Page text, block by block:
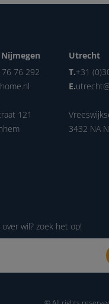
76 292
121
Utrecht
T.+31
E.
3432 NA
wil? zoek het op!